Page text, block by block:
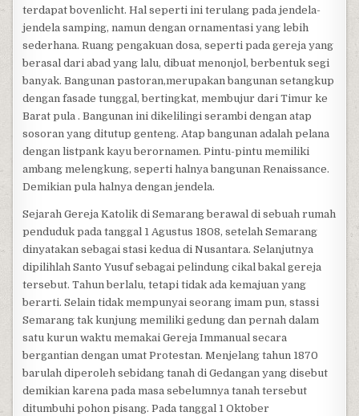
terdapat bovenlicht. Hal seperti ini terulang pada jendela-
jendela samping, namun dengan ornamentasi yang lebih
sederhana. Ruang pengakuan dosa, seperti pada gereja yang
berasal dari abad yang lalu, dibuat menonjol, berbentuk segi
banyak. Bangunan pastoran,merupakan bangunan setangkup
dengan fasade tunggal, bertingkat, membujur dari Timur ke
Barat pula . Bangunan ini dikelilingi serambi dengan atap
sosoran yang ditutup genteng. Atap bangunan adalah pelana
dengan listpank kayu berornamen. Pintu-pintu memiliki
ambang melengkung, seperti halnya bangunan Renaissance.
Demikian pula halnya dengan jendela.
Sejarah Gereja Katolik di Semarang berawal di sebuah rumah
penduduk pada tanggal 1 Agustus 1808, setelah Semarang
dinyatakan sebagai stasi kedua di Nusantara. Selanjutnya
dipilihlah Santo Yusuf sebagai pelindung cikal bakal gereja
tersebut. Tahun berlalu, tetapi tidak ada kemajuan yang
berarti. Selain tidak mempunyai seorang imam pun, stassi
Semarang tak kunjung memiliki gedung dan pernah dalam
satu kurun waktu memakai Gereja Immanual secara
bergantian dengan umat Protestan. Menjelang tahun 1870
barulah diperoleh sebidang tanah di Gedangan yang disebut
demikian karena pada masa sebelumnya tanah tersebut
ditumbuhi pohon pisang. Pada tanggal 1 Oktober